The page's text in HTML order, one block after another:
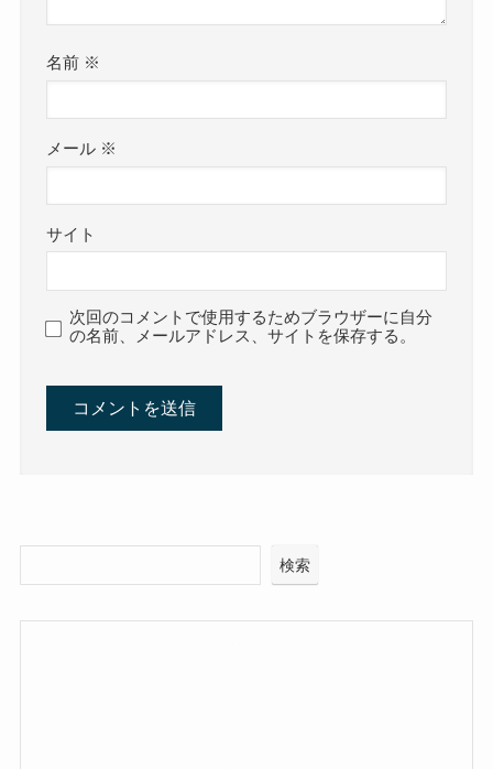
名前 ※
メール ※
サイト
次回のコメントで使用するためブラウザーに自分
の名前、メールアドレス、サイトを保存する。
検索